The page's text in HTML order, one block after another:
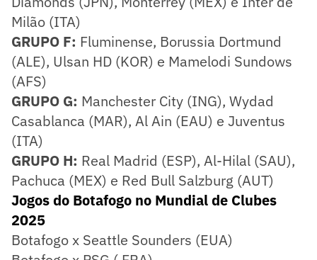
Milão (ITA)
GRUPO F: Fluminense, Borussia Dortmund
(ALE), Ulsan HD (KOR) e Mamelodi Sundows
(AFS)
GRUPO G: Manchester City (ING), Wydad
Casablanca (MAR), Al Ain (EAU) e Juventus
(ITA)
GRUPO H: Real Madrid (ESP), Al-Hilal (SAU),
Pachuca (MEX) e Red Bull Salzburg (AUT)
Jogos do Botafogo no Mundial de Clubes
2025
Botafogo x Seattle Sounders (EUA)